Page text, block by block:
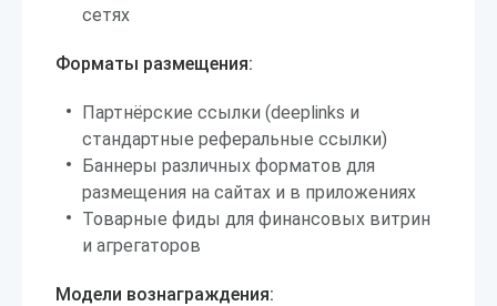
сетях
Форматы размещения:
Партнёрские ссылки (deeplinks и
стандартные реферальные ссылки)
Баннеры различных форматов для
размещения на сайтах и в приложениях
Товарные фиды для финансовых витрин
и агрегаторов
Модели вознаграждения: